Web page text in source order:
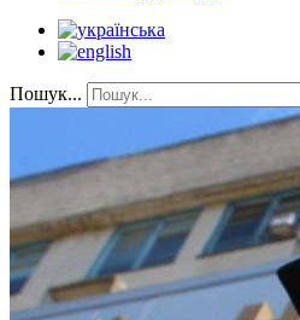
Пошук...